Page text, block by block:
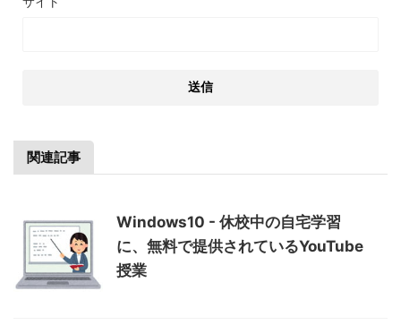
関連記事
Windows10 - 休校中の自宅学習
に、無料で提供されているYouTube
授業